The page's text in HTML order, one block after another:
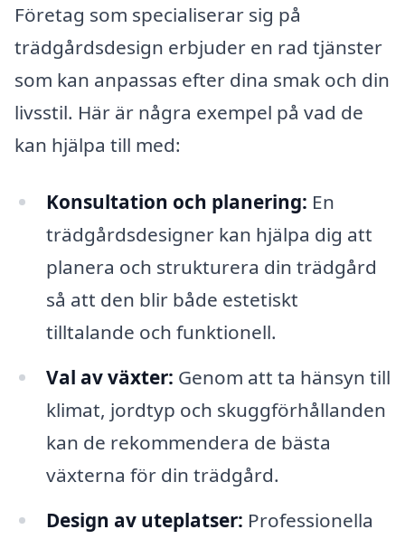
Företag som specialiserar sig på
trädgårdsdesign erbjuder en rad tjänster
som kan anpassas efter dina smak och din
livsstil. Här är några exempel på vad de
kan hjälpa till med:
Konsultation och planering: En
trädgårdsdesigner kan hjälpa dig att
planera och strukturera din trädgård
så att den blir både estetiskt
tilltalande och funktionell.
Val av växter: Genom att ta hänsyn till
klimat, jordtyp och skuggförhållanden
kan de rekommendera de bästa
växterna för din trädgård.
Design av uteplatser: Professionella